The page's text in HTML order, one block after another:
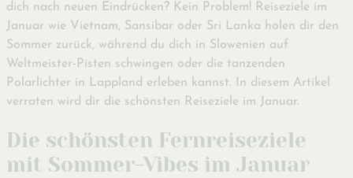
dich nach neuen Eindrücken? Kein Problem! Reiseziele im
Januar wie Vietnam, Sansibar oder Sri Lanka holen dir den
Sommer zurück, während du dich in Slowenien auf
Weltmeister-Pisten schwingen oder die tanzenden
Polarlichter in Lappland erleben kannst. In diesem Artikel
verraten wird dir die schönsten Reiseziele im Januar.
Die schönsten Fernreiseziele
mit Sommer-Vibes im Januar